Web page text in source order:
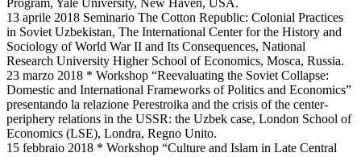
Program, Yale University, New Haven, USA.
13 aprile 2018 Seminario The Cotton Republic: Colonial Practices
in Soviet Uzbekistan, The International Center for the History and
Sociology of World War II and Its Consequences, National
Research University Higher School of Economics, Mosca, Russia.
23 marzo 2018 * Workshop “Reevaluating the Soviet Collapse:
Domestic and International Frameworks of Politics and Economics”
presentando la relazione Perestroika and the crisis of the center-
periphery relations in the USSR: the Uzbek case, London School of
Economics (LSE), Londra, Regno Unito.
15 febbraio 2018 * Workshop “Culture and Islam in Late Central